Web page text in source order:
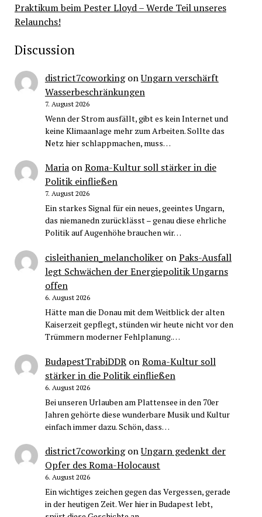
Praktikum beim Pester Lloyd – Werde Teil unseres
Relaunchs!
Discussion
district7coworkingonUngarn verschärft
Wasserbeschränkungen
7. August 2026
Wenn der Strom ausfällt, gibt es kein Internet und
keine Klimaanlage mehr zum Arbeiten. Sollte das
Netz hier schlappmachen, muss…
MariaonRoma-Kultur soll stärker in die
Politik einfließen
7. August 2026
Ein starkes Signal für ein neues, geeintes Ungarn,
das niemanedn zurücklässt – genau diese ehrliche
Politik auf Augenhöhe brauchen wir…
cisleithanien_melancholikeronPaks-Ausfall
legt Schwächen der Energiepolitik Ungarns
offen
6. August 2026
Hätte man die Donau mit dem Weitblick der alten
Kaiserzeit gepflegt, stünden wir heute nicht vor den
Trümmern moderner Fehlplanung.…
BudapestTrabiDDRonRoma-Kultur soll
stärker in die Politik einfließen
6. August 2026
Bei unseren Urlauben am Plattensee in den 70er
Jahren gehörte diese wunderbare Musik und Kultur
einfach immer dazu. Schön, dass…
district7coworkingonUngarn gedenkt der
Opfer des Roma-Holocaust
6. August 2026
Ein wichtiges zeichen gegen das Vergessen, gerade
in der heutigen Zeit. Wer hier in Budapest lebt,